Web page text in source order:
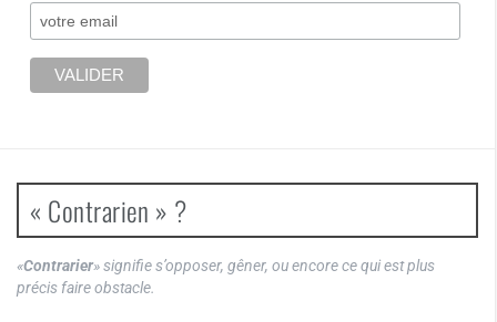
« Contrarien » ?
«Contrarier» signifie s’opposer, gêner, ou encore ce qui est plus
précis faire obstacle.